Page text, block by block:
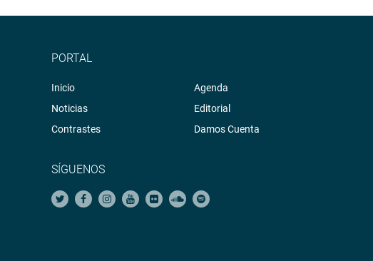
PORTAL
Inicio
Noticias
Contrastes
Agenda
Editorial
Damos Cuenta
SÍGUENOS